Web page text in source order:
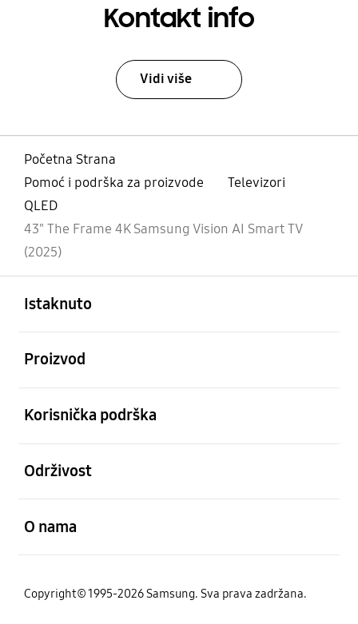
Kontakt info
Vidi više
Početna Strana
Pomoć i podrška za proizvode
Televizori
QLED
43" The Frame 4K Samsung Vision AI Smart TV
(2025)
Istaknuto
Proizvod
Korisnička podrška
Održivost
O nama
Copyright© 1995-2026 Samsung. Sva prava zadržana.